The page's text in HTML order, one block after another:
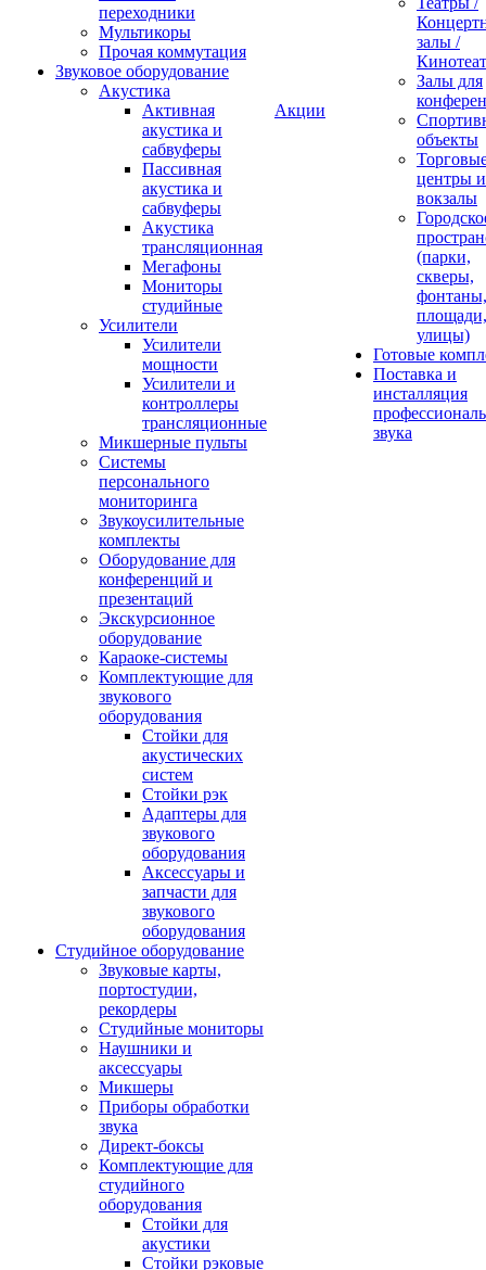
переходники
Мультикоры
Прочая коммутация
Звуковое оборудование
Акустика
Активная
акустика и
сабвуферы
Пассивная
акустика и
сабвуферы
Акустика
трансляционная
Мегафоны
Мониторы
студийные
Усилители
Усилители
мощности
Усилители и
контроллеры
трансляционные
Микшерные пульты
Системы
персонального
мониторинга
Звукоусилительные
комплекты
Оборудование для
конференций и
презентаций
Экскурсионное
оборудование
Караоке-системы
Комплектующие для
звукового
оборудования
Стойки для
акустических
систем
Стойки рэк
Адаптеры для
звукового
оборудования
Аксессуары и
запчасти для
звукового
оборудования
Студийное оборудование
Звуковые карты,
портостудии,
рекордеры
Студийные мониторы
Наушники и
аксессуары
Микшеры
Приборы обработки
звука
Директ-боксы
Комплектующие для
студийного
оборудования
Стойки для
акустики
Стойки рэковые
Акции
залы /
Залы для
объекты
центры и
вокзалы
(парки,
скверы,
фонтаны,
площади,
улицы)
Готовые
Поставка и
инсталляция
звука